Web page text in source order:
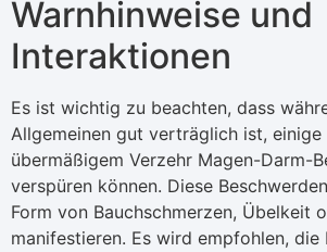
Warnhinweise und
Interaktionen
Es ist wichtig zu beachten, dass
Allgemeinen gut verträglich ist, einige
übermäßigem Verzehr Magen-Darm-
verspüren können. Diese
Form von Bauchschmerzen, Übelkeit
manifestieren. Es wird empfohlen, die